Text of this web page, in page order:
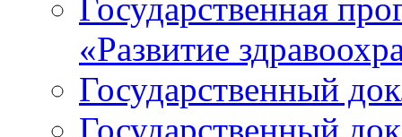
Государственная
«Развитие
Государственный
Государственный